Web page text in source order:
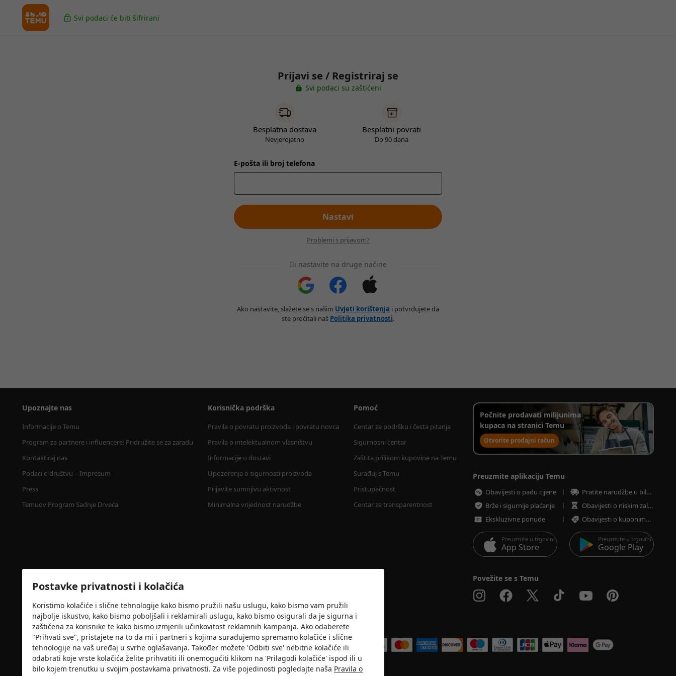
Svi podaci će biti šifrirani
Prijavi se / Registriraj se
Svi podaci su zaštićeni
Besplatna dostava
Nevjerojatno
Besplatni povrati
Do 90 dana
E-pošta ili broj telefona
Nastavi
Problemi s prijavom?
Ili nastavite na druge načine
Ako nastavite, slažete se s našim Uvjeti korištenja i potvrđujete da
ste pročitali naš Politika privatnosti.
Upoznajte nas
Informacije o Temu
Program za partnere i influencere: Pridružite se za zaradu
Kontaktiraj nas
Podaci o društvu – Impresum
Press
Temuov Program Sadnje Drveća
Korisnička podrška
Pravila o povratu proizvoda i povratu novca
Pravila o intelektualnom vlasništvu
Informacije o dostavi
Upozorenja o sigurnosti proizvoda
Prijavite sumnjivu aktivnost
Minimalna vrijednost narudžbe
Pomoć
Centar za podršku i česta pitanja
Sigurnosni centar
Zaštita prilikom kupovine na Temu
Surađuj s Temu
Pristupačnost
Centar za transparentnost
Počnite prodavati milijunima
kupaca na stranici Temu
Otvorite prodajni račun
Preuzmite aplikaciju Temu
Obavijesti o padu cijene
Pratite narudžbe u bilo koje vrijeme
Brže i sigurnije plaćanje
Obavijesti o niskim zalihama
Ekskluzivne ponude
Obavijesti o kuponima i ponudama
Preuzmite u trgovini
App Store
Preuzmite u trgovini
Google Play
Povežite se s Temu
Sigurnosna potvrda Prihvaćamo
Postavke privatnosti i kolačića
Koristimo kolačiće i slične tehnologije kako bismo pružili našu uslugu, kako bismo vam pružili
najbolje iskustvo, kako bismo poboljšali i reklamirali uslugu, kako bismo osigurali da je sigurna i
zaštićena za korisnike te kako bismo izmjerili učinkovitost reklamnih kampanja. Ako odaberete
"Prihvati sve", pristajete na to da mi i partneri s kojima surađujemo spremamo kolačiće i slične
tehnologije na vaš uređaj u svrhe oglašavanja. Također možete 'Odbiti sve' nebitne kolačiće ili
odabrati koje vrste kolačića želite prihvatiti ili onemogućiti klikom na 'Prilagodi kolačiće' ispod ili u
bilo kojem trenutku u svojim postavkama privatnosti. Za više pojedinosti pogledajte naša Pravila o